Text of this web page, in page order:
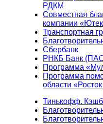
РДКМ
Совместная
компании
Транспортная
Сбербанк
РНКБ Банк
Программа
Программа
области
Тинькофф.